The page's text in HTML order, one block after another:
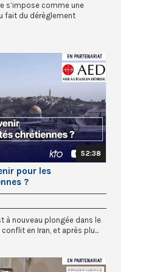
s’impose comme une
fait du dérèglement
52:38
pour les
?
à nouveau plongée dans le
en Iran, et après plu...